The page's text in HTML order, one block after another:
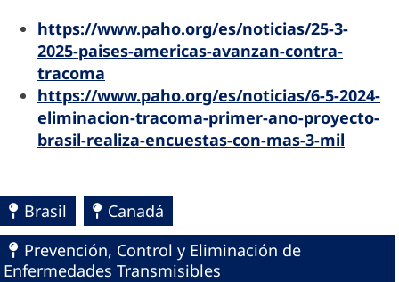
https://www.paho.org/es/noticias/25-3-
2025-paises-americas-avanzan-contra-
tracoma
https://www.paho.org/es/noticias/6-5-2024-
eliminacion-tracoma-primer-ano-proyecto-
brasil-realiza-encuestas-con-mas-3-mil
Brasil
Canadá
Prevención, Control y Eliminación de
Enfermedades Transmisibles